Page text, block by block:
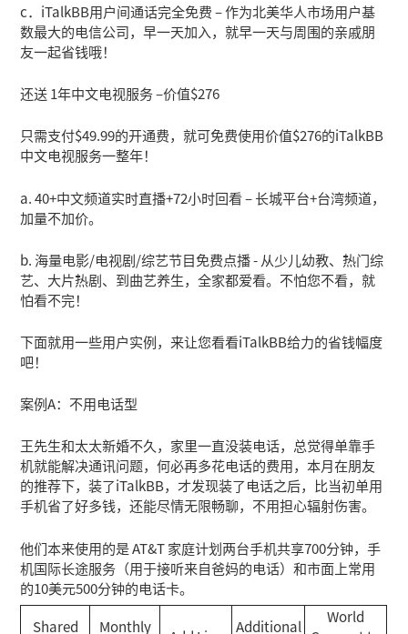
c．iTalkBB用户间通话完全免费 – 作为北美华人市场用户基
数最大的电信公司，早一天加入，就早一天与周围的亲戚朋
友一起省钱哦！
还送 1年中文电视服务 –价值$276
只需支付$49.99的开通费，就可免费使用价值$276的iTalkBB
中文电视服务一整年！
a. 40+中文频道实时直播+72小时回看 – 长城平台+台湾频道，
加量不加价。
b. 海量电影/电视剧/综艺节目免费点播 - 从少儿幼教、热门综
艺、大片热剧、到曲艺养生，全家都爱看。不怕您不看，就
怕看不完！
下面就用一些用户实例，来让您看看iTalkBB给力的省钱幅度
吧！
案例A：不用电话型
王先生和太太新婚不久，家里一直没装电话，总觉得单靠手
机就能解决通讯问题，何必再多花电话的费用，本月在朋友
的推荐下，装了iTalkBB，才发现装了电话之后，比当初单用
手机省了好多钱，还能尽情无限畅聊，不用担心辐射伤害。
他们本来使用的是 AT&T 家庭计划两台手机共享700分钟，手
机国际长途服务（用于接听来自爸妈的电话）和市面上常用
的10美元500分钟的电话卡。
Shared
Monthly Additional
World